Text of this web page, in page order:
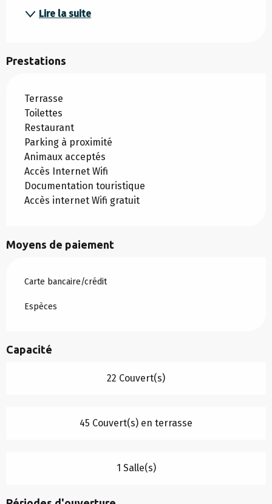
Lire la suite
Prestations
Terrasse
Toilettes
Restaurant
Parking à proximité
Animaux acceptés
Accès Internet Wifi
Documentation touristique
Accès internet Wifi gratuit
Moyens de paiement
Carte bancaire/crédit
Espèces
Capacité
22 Couvert(s)
45 Couvert(s) en terrasse
1 Salle(s)